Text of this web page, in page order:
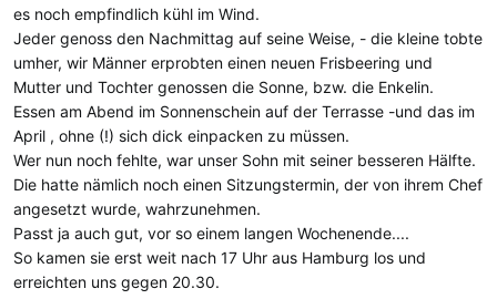
es noch empfindlich kühl im Wind.
Jeder genoss den Nachmittag auf seine Weise, - die kleine tobte
umher, wir Männer erprobten einen neuen Frisbeering und
Mutter und Tochter genossen die Sonne, bzw. die Enkelin.
Essen am Abend im Sonnenschein auf der Terrasse -und das im
April , ohne (!) sich dick einpacken zu müssen.
Wer nun noch fehlte, war unser Sohn mit seiner besseren Hälfte.
Die hatte nämlich noch einen Sitzungstermin, der von ihrem Chef
angesetzt wurde, wahrzunehmen.
Passt ja auch gut, vor so einem langen Wochenende....
So kamen sie erst weit nach 17 Uhr aus Hamburg los und
erreichten uns gegen 20.30.